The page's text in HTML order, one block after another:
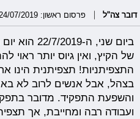
דובר צה"ל פרסום ראשון: 24/07/2019, 12:00
ביום שני, ה-
של הקיץ, ואין גיוס יותר
התצפיתניות! תצפיתנית הינו
בצהל, אבל אנשים לרוב לא
והשפעת התפקיד. מדובר
ועבודה רבה ומחייבת, אך